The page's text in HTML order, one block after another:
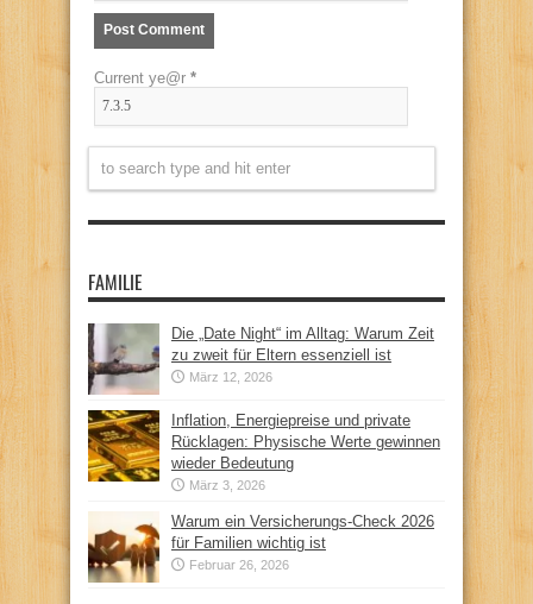
Current ye@r *
FAMILIE
Die „Date Night“ im Alltag: Warum Zeit
zu zweit für Eltern essenziell ist
März 12, 2026
Inflation, Energiepreise und private
Rücklagen: Physische Werte gewinnen
wieder Bedeutung
März 3, 2026
Warum ein Versicherungs-Check 2026
für Familien wichtig ist
Februar 26, 2026